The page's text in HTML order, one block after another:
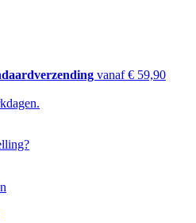
vanaf € 59,90